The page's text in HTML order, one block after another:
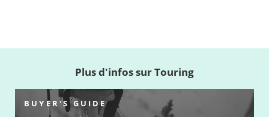
Plus d'infos sur Touring
BUYER'S GUIDE